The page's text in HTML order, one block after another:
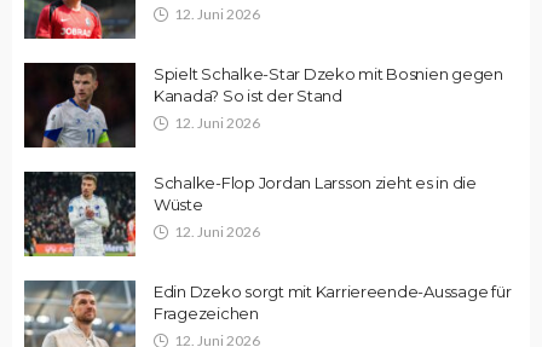
12. Juni 2026
Spielt Schalke-Star Dzeko mit Bosnien gegen
Kanada? So ist der Stand
12. Juni 2026
Schalke-Flop Jordan Larsson zieht es in die
Wüste
12. Juni 2026
Edin Dzeko sorgt mit Karriereende-Aussage für
Fragezeichen
12. Juni 2026